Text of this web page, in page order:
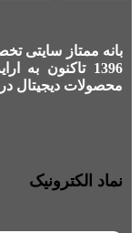
1396 تاکنون
محصولات دیجیتال
نماد الکترونیک